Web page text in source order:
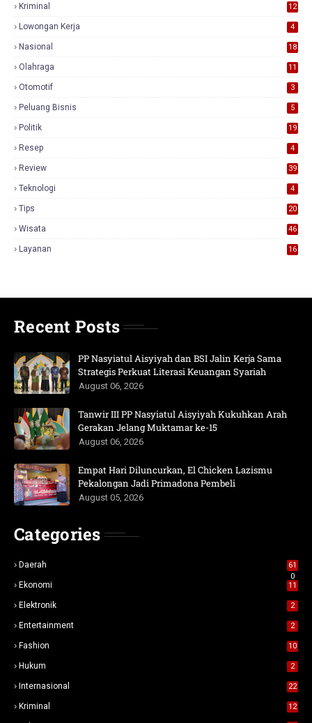
Kriminal 12
Lowongan Kerja 4
Nasional
18
Olahraga 11
Otomotif 3
Peluang Bisnis 5
Politik 19
Resep 4
Review
39
Teknologi 4
Tips 20
Wisata 46
Layanan 16
Recent Posts
PP Nasyiatul Aisyiyah dan BSI Jalin Kerja Sama
Strategis Perkuat Literasi Keuangan Syariah
August 06, 2026
Tanwir III PP Nasyiatul Aisyiyah Kukuhkan Arah
Gerakan Jelang Muktamar ke-15
August 06, 2026
Empat Hari Diluncurkan, El Chicken Lazismu
Pekalongan Jadi Primadona Pembeli
August 05, 2026
Categories
Daerah
61
0
Ekonomi 11
Elektronik 2
Entertainment 2
Fashion 10
Hukum 2
Internasional 22
Kriminal 12